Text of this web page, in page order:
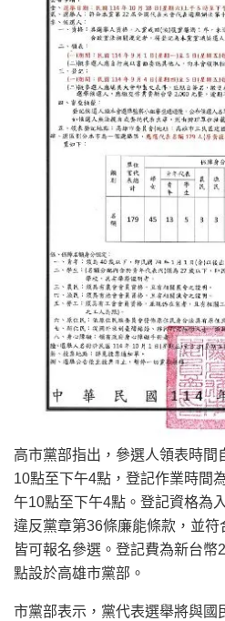
高市黨部指出，參選人領表時間
10點至下午4點，登記作業時間
午10點至下午4點。登記資格為
違反黨章第36條廉能條款，並符
皆可報名參選。登記費為新台幣
點設於高雄市黨部。
市黨部表示，黨代表選舉將與國